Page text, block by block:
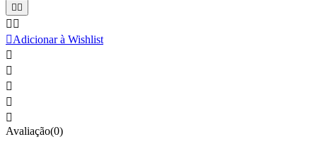
 
 
Adicionar à Wishlist





Avaliação(0)